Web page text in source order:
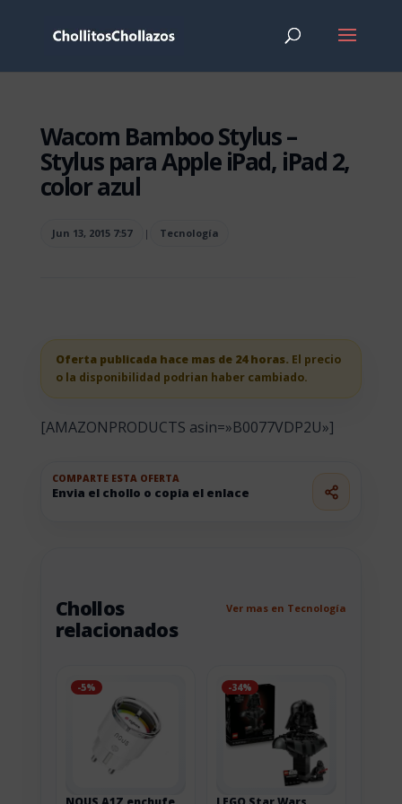
Wacom Bamboo Stylus –
Stylus para Apple iPad, iPad 2,
color azul
Jun 13, 2015 7:57 | Tecnología
Oferta publicada hace mas de 24 horas. El precio
o la disponibilidad podrian haber cambiado.
[AMAZONPRODUCTS asin=»B0077VDP2U»]
COMPARTE ESTA OFERTA
Envia el chollo o copia el enlace
Chollos
relacionados
Ver mas en Tecnología
-5% -34%